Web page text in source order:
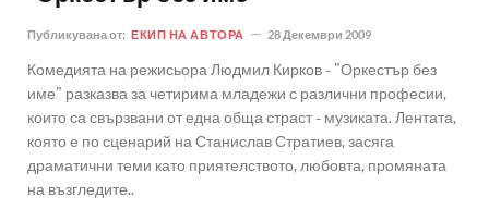
Публикувана от: ЕКИП НА АВТОРА 28 Декември 2009
Комедията на режисьора Людмил Кирков - "Оркестър без
име" разказва за четирима младежи с различни професии,
които са свързвани от една обща страст - музиката. Лентата,
която е по сценарий на Станислав Стратиев, засяга
драматични теми като приятелството, любовта, промяната
на възгледите..